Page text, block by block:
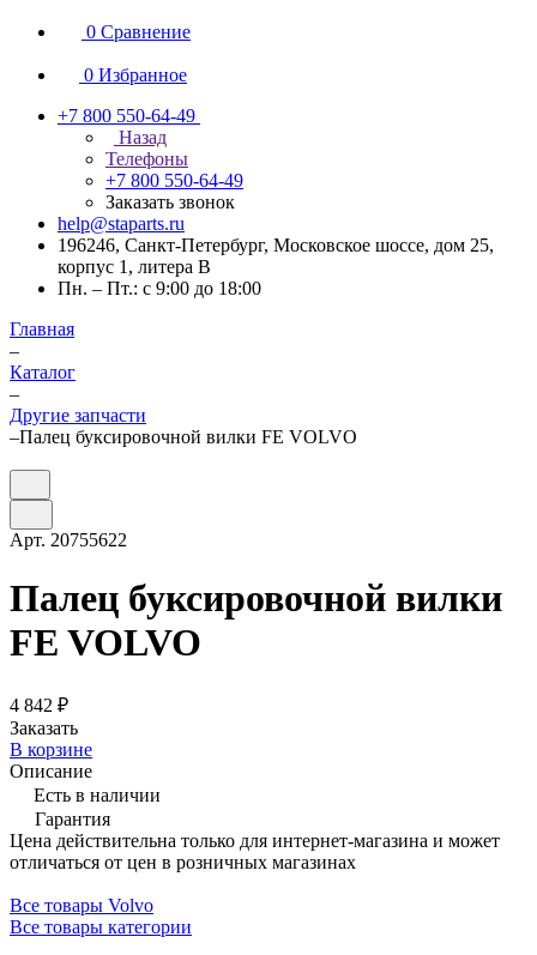
0 Сравнение
0 Избранное
+7 800 550-64-49
Назад
Телефоны
+7 800 550-64-49
Заказать звонок
help@staparts.ru
196246, Санкт-Петербург, Московское шоссе, дом 25,
корпус 1, литера В
Пн. – Пт.: с 9:00 до 18:00
Главная
–
Каталог
–
Другие запчасти
–Палец буксировочной вилки FE VOLVO
Арт. 20755622
Палец буксировочной вилки
FE VOLVO
4 842 ₽
Заказать
В корзине
Описание
Есть в наличии
Гарантия
Цена действительна только для интернет-магазина и может
отличаться от цен в розничных магазинах
Все товары Volvo
Все товары категории